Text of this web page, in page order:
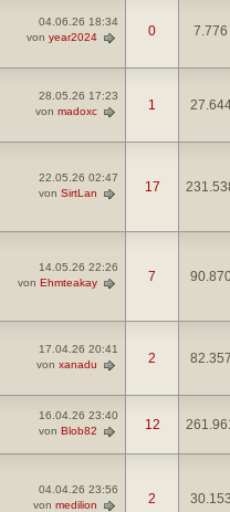
04.06.26 18:34
von year2024 0 7.776
28.05.26 17:23
von madoxc 1
22.05.26 02:47
von SirtLan 17
14.05.26 22:26
von Ehmteakay 7
17.04.26 20:41
von xanadu 2
16.04.26 23:40
von Blob82 12
04.04.26 23:56
von medilion 2